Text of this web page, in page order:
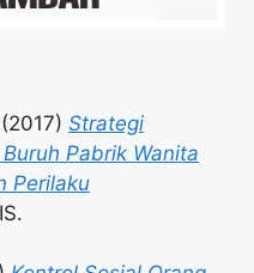
(2017) Strategi
Pabrik Wanita
Perilaku